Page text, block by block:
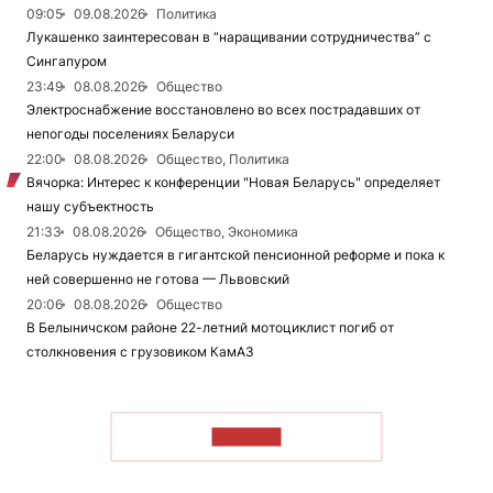
09:05 09.08.2026
Политика
Лукашенко заинтересован в “наращивании сотрудничества” с
Сингапуром
23:49
08.08.2026
Общество
Электроснабжение восстановлено во всех пострадавших от
непогоды поселениях Беларуси
22:00
08.08.2026
Общество, Политика
Вячорка: Интерес к конференции "Новая Беларусь" определяет
нашу субъектность
21:33
08.08.2026
Общество, Экономика
Беларусь нуждается в гигантской пенсионной реформе и пока к
ней совершенно не готова — Львовский
20:06
08.08.2026
Общество
В Белыничском районе 22-летний мотоциклист погиб от
столкновения с грузовиком КамАЗ